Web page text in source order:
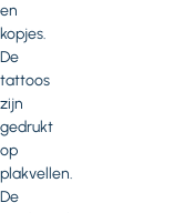
en
kopjes.
De
tattoos
zijn
gedrukt
op
plakvellen.
De